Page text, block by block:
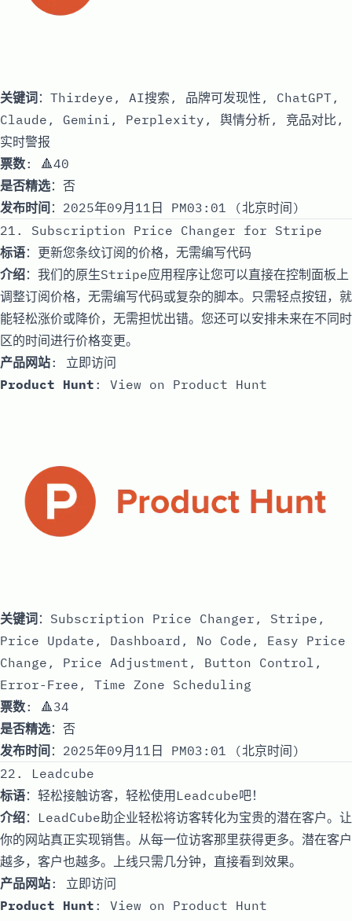
关键词：Thirdeye, AI搜索, 品牌可发现性, ChatGPT,
Claude, Gemini, Perplexity, 舆情分析, 竞品对比,
实时警报
票数: 🔺40
是否精选：否
发布时间 ：2025年09月11日 PM03:01 (北京时间)
21. Subscription Price Changer for Stripe
标语：更新您条纹订阅的价格，无需编写代码
介绍：我们的原生Stripe应用程序让您可以直接在控制面板上
调整订阅价格，无需编写代码或复杂的脚本。只需轻点按钮，就
能轻松涨价或降价，无需担忧出错。您还可以安排未来在不同时
区的时间进行价格变更。
产品网站: 立即访问
Product Hunt : View on Product Hunt
关键词 ：Subscription Price Changer, Stripe,
Price Update, Dashboard, No Code, Easy Price
Change, Price Adjustment, Button Control,
Error-Free, Time Zone Scheduling
票数: 🔺34
是否精选：否
发布时间 ：2025年09月11日 PM03:01 (北京时间)
22. Leadcube
标语：轻松接触访客，轻松使用Leadcube吧！
介绍：LeadCube助企业轻松将访客转化为宝贵的潜在客户。让
你的网站真正实现销售。从每一位访客那里获得更多。潜在客户
越多，客户也越多。上线只需几分钟，直接看到效果。
产品网站: 立即访问
Product Hunt : View on Product Hunt